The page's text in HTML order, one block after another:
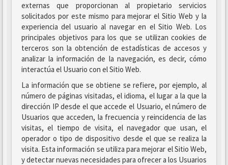
externas que proporcionan al propietario servicios
solicitados por este mismo para mejorar el Sitio Web y la
experiencia del usuario al navegar en el Sitio Web. Los
principales objetivos para los que se utilizan cookies de
terceros son la obtención de estadísticas de accesos y
analizar la información de la navegación, es decir, cómo
interactúa el Usuario con el Sitio Web.
La información que se obtiene se refiere, por ejemplo, al
número de páginas visitadas, el idioma, el lugar a la que la
dirección IP desde el que accede el Usuario, el número de
Usuarios que acceden, la frecuencia y reincidencia de las
visitas, el tiempo de visita, el navegador que usan, el
operador o tipo de dispositivo desde el que se realiza la
visita. Esta información se utiliza para mejorar el Sitio Web,
y detectar nuevas necesidades para ofrecer a los Usuarios